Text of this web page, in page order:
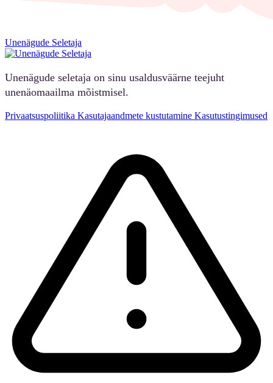
Unenägude Seletaja
Unenägude seletaja on sinu usaldusväärne teejuht
unenäomaailma mõistmisel.
Privaatsuspoliitika Kasutajaandmete kustutamine Kasutustingimused